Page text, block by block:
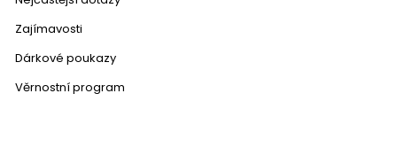
Zajímavosti
Dárkové poukazy
Věrnostní program